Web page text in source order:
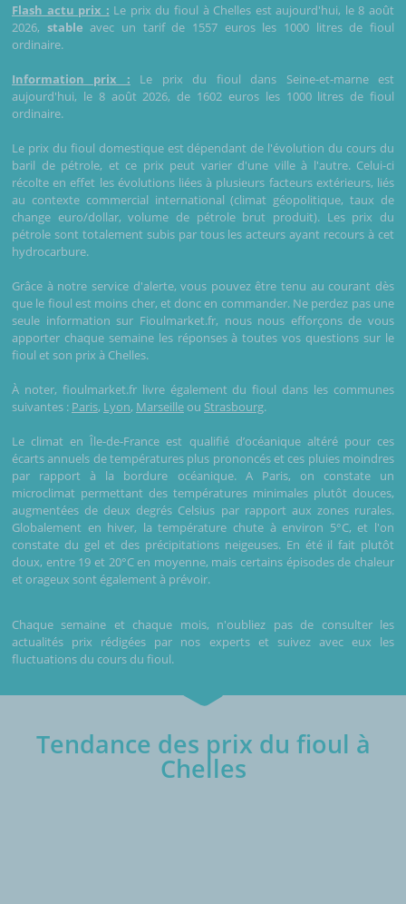
Flash actu prix : Le prix du fioul à Chelles est aujourd'hui, le 8 août
2026, stable avec un tarif de 1557 euros les 1000 litres de fioul
ordinaire.
Information prix : Le prix du fioul dans Seine-et-marne est
aujourd'hui, le 8 août 2026, de 1602 euros les 1000 litres de fioul
ordinaire.
Le prix du fioul domestique est dépendant de l'évolution du cours du
baril de pétrole, et ce prix peut varier d'une ville à l'autre. Celui-ci
récolte en effet les évolutions liées à plusieurs facteurs extérieurs, liés
au contexte commercial international (climat géopolitique, taux de
change euro/dollar, volume de pétrole brut produit). Les prix du
pétrole sont totalement subis par tous les acteurs ayant recours à cet
hydrocarbure.
Grâce à notre service d'alerte, vous pouvez être tenu au courant dès
que le fioul est moins cher, et donc en commander. Ne perdez pas une
seule information sur Fioulmarket.fr, nous nous efforçons de vous
apporter chaque semaine les réponses à toutes vos questions sur le
fioul et son prix à Chelles.
À noter, fioulmarket.fr livre également du fioul dans les communes
suivantes : Paris, Lyon, Marseilleou Strasbourg.
Le climat en Île-de-France est qualifié d’océanique altéré pour ces
écarts annuels de températures plus prononcés et ces pluies moindres
par rapport à la bordure océanique. A Paris, on constate un
microclimat permettant des températures minimales plutôt douces,
augmentées de deux degrés Celsius par rapport aux zones rurales.
Globalement en hiver, la température chute à environ 5°C, et l'on
constate du gel et des précipitations neigeuses. En été il fait plutôt
doux, entre 19 et 20°C en moyenne, mais certains épisodes de chaleur
et orageux sont également à prévoir.
Chaque semaine et chaque mois, n'oubliez pas de consulter les
actualités prix rédigées par nos experts et suivez avec eux les
fluctuations du cours du fioul.
Tendance des prix du fioul à
Chelles